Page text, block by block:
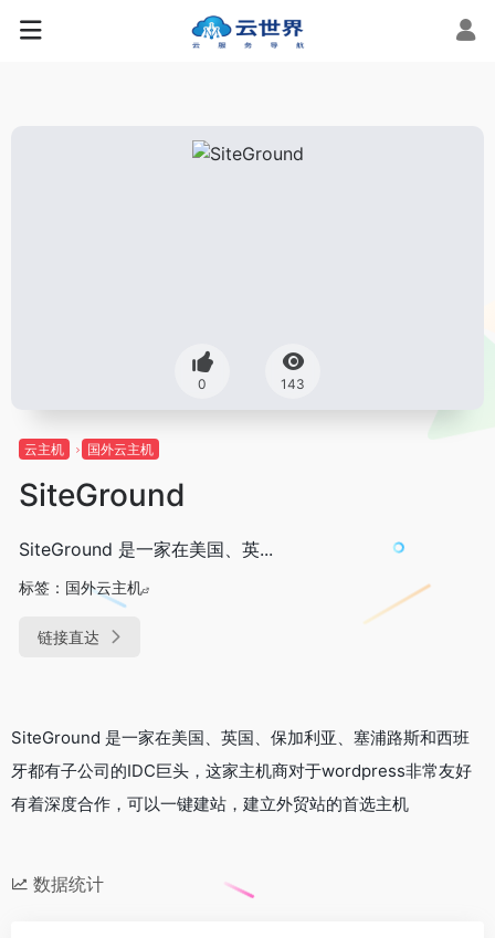
0 143
云主机 国外云主机
SiteGround
SiteGround 是一家在美国、英...
标签： 国外云主机
链接直达
SiteGround 是一家在美国、英国、保加利亚、塞浦路斯和西班
牙都有子公司的IDC巨头，这家主机商对于wordpress非常友好
有着深度合作，可以一键建站，建立外贸站的首选主机
数据统计